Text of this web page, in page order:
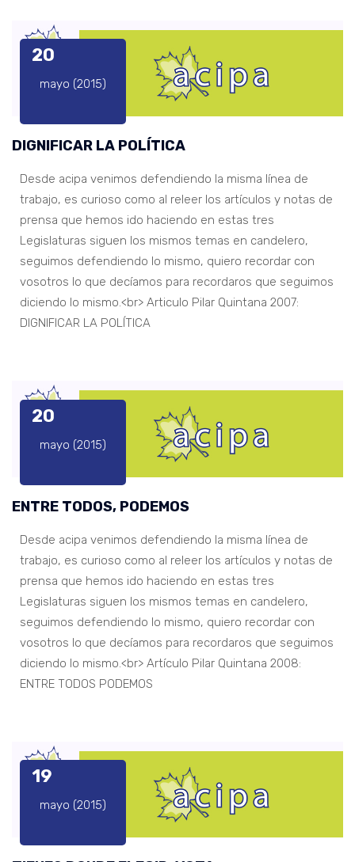
20
mayo (2015)
DIGNIFICAR LA POLÍTICA
Desde acipa venimos defendiendo la misma línea de
trabajo, es curioso como al releer los artículos y notas de
prensa que hemos ido haciendo en estas tres
Legislaturas siguen los mismos temas en candelero,
seguimos defendiendo lo mismo, quiero recordar con
vosotros lo que decíamos para recordaros que seguimos
diciendo lo mismo.<br> Articulo Pilar Quintana 2007:
DIGNIFICAR LA POLÍTICA
20
mayo (2015)
ENTRE TODOS, PODEMOS
Desde acipa venimos defendiendo la misma línea de
trabajo, es curioso como al releer los artículos y notas de
prensa que hemos ido haciendo en estas tres
Legislaturas siguen los mismos temas en candelero,
seguimos defendiendo lo mismo, quiero recordar con
vosotros lo que decíamos para recordaros que seguimos
diciendo lo mismo.<br> Artículo Pilar Quintana 2008:
ENTRE TODOS PODEMOS
19
mayo (2015)